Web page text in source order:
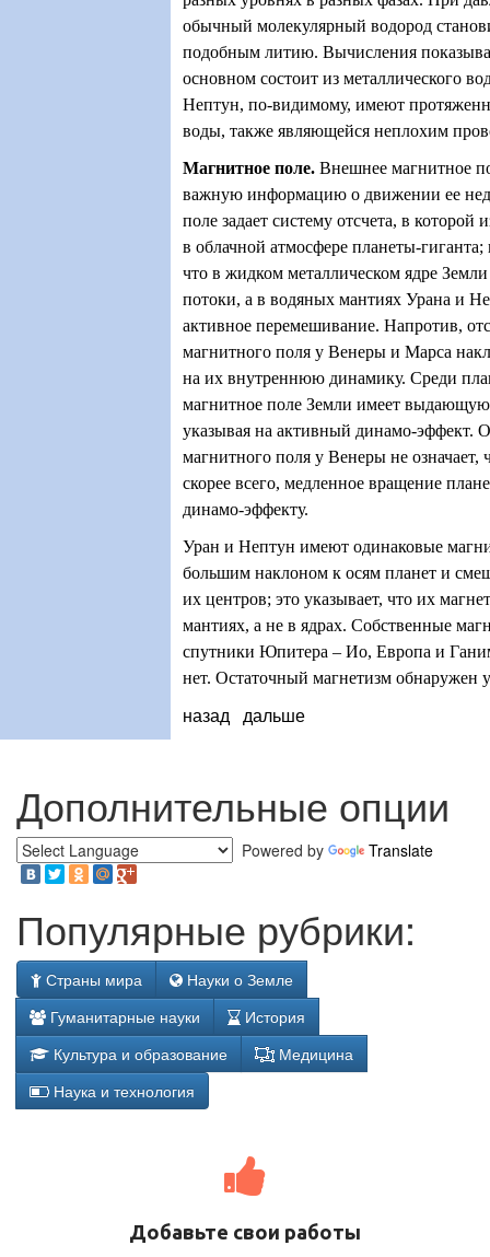
обычный молекулярный водород
подобным литию. Вычисления
основном состоит из металлического
Нептун, по-видимому, имеют
воды, также являющейся неплохим
Магнитное поле. Внешнее магнитное
важную информацию о движении ее
поле задает систему отсчета, в которой
в облачной атмосфере планеты-
что в жидком металлическом ядре
потоки, а в водяных мантиях Урана и
активное перемешивание. Напротив,
магнитного поля у Венеры и Марса
на их внутреннюю динамику. Среди
магнитное поле Земли имеет
указывая на активный динамо-эффект.
магнитного поля у Венеры не означает,
скорее всего, медленное вращение
динамо-эффекту.
Уран и Нептун имеют одинаковые
большим наклоном к осям планет и
их центров; это указывает, что их
мантиях, а не в ядрах. Собственные
спутники Юпитера – Ио, Европа и
нет. Остаточный магнетизм обнаружен
назад дальше
Дополнительные опции
Powered by Translate
Популярные рубрики:
Страны мира
Науки о Земле
Гуманитарные науки
История
Культура и образование
Медицина
Наука и технология
Добавьте свои работы